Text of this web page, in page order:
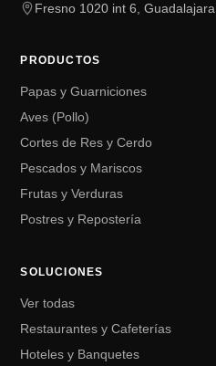
Fresno 1020 int 6, Guadalajara
PRODUCTOS
Papas y Guarniciones
Aves (Pollo)
Cortes de Res y Cerdo
Pescados y Mariscos
Frutas y Verduras
Postres y Repostería
SOLUCIONES
Ver todas
Restaurantes y Cafeterías
Hoteles y Banquetes